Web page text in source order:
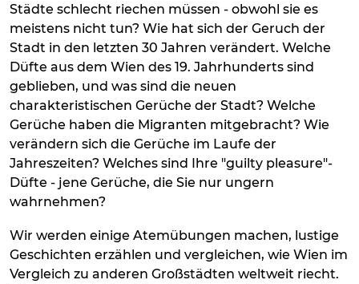
Städte schlecht riechen müssen - obwohl sie es
meistens nicht tun? Wie hat sich der Geruch der
Stadt in den letzten 30 Jahren verändert. Welche
Düfte aus dem Wien des 19. Jahrhunderts sind
geblieben, und was sind die neuen
charakteristischen Gerüche der Stadt? Welche
Gerüche haben die Migranten mitgebracht? Wie
verändern sich die Gerüche im Laufe der
Jahreszeiten? Welches sind Ihre "guilty pleasure"-
Düfte - jene Gerüche, die Sie nur ungern
wahrnehmen?
Wir werden einige Atemübungen machen, lustige
Geschichten erzählen und vergleichen, wie Wien im
Vergleich zu anderen Großstädten weltweit riecht.